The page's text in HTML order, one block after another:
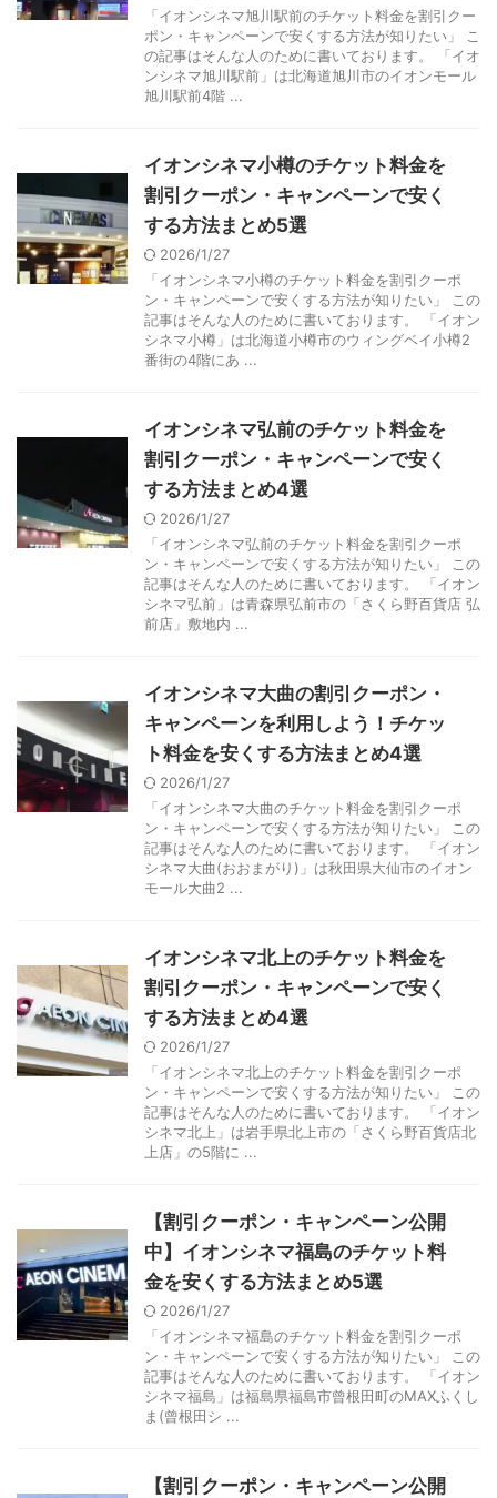
「イオンシネマ旭川駅前のチケット料金を割引クー
ポン・キャンペーンで安くする方法が知りたい」 こ
の記事はそんな人のために書いております。 「イオ
ンシネマ旭川駅前」は北海道旭川市のイオンモール
旭川駅前4階 ...
イオンシネマ小樽のチケット料金を
割引クーポン・キャンペーンで安く
する方法まとめ5選
2026/1/27
「イオンシネマ小樽のチケット料金を割引クーポ
ン・キャンペーンで安くする方法が知りたい」 この
記事はそんな人のために書いております。 「イオン
シネマ小樽」は北海道小樽市のウィングベイ小樽2
番街の4階にあ ...
イオンシネマ弘前のチケット料金を
割引クーポン・キャンペーンで安く
する方法まとめ4選
2026/1/27
「イオンシネマ弘前のチケット料金を割引クーポ
ン・キャンペーンで安くする方法が知りたい」 この
記事はそんな人のために書いております。 「イオン
シネマ弘前」は青森県弘前市の「さくら野百貨店 弘
前店」敷地内 ...
イオンシネマ大曲の割引クーポン・
キャンペーンを利用しよう！チケッ
ト料金を安くする方法まとめ4選
2026/1/27
「イオンシネマ大曲のチケット料金を割引クーポ
ン・キャンペーンで安くする方法が知りたい」 この
記事はそんな人のために書いております。 「イオン
シネマ大曲(おおまがり)」は秋田県大仙市のイオン
モール大曲2 ...
イオンシネマ北上のチケット料金を
割引クーポン・キャンペーンで安く
する方法まとめ4選
2026/1/27
「イオンシネマ北上のチケット料金を割引クーポ
ン・キャンペーンで安くする方法が知りたい」 この
記事はそんな人のために書いております。 「イオン
シネマ北上」は岩手県北上市の「さくら野百貨店北
上店」の5階に ...
【割引クーポン・キャンペーン公開
中】イオンシネマ福島のチケット料
金を安くする方法まとめ5選
2026/1/27
「イオンシネマ福島のチケット料金を割引クーポ
ン・キャンペーンで安くする方法が知りたい」 この
記事はそんな人のために書いております。 「イオン
シネマ福島」は福島県福島市曾根田町のMAXふくし
ま(曾根田シ ...
【割引クーポン・キャンペーン公開